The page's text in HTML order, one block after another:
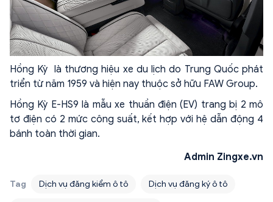
Hồng Kỳ là thương hiệu xe du lịch do Trung Quốc phát
triển từ năm 1959 và hiện nay thuộc sở hữu FAW Group.
Hồng Kỳ E-HS9 là mẫu xe thuần điện (EV) trang bị 2 mô
tơ điện có 2 mức công suất, kết hợp với hệ dẫn động 4
bánh toàn thời gian.
Admin Zingxe.vn
Tag Dịch vụ đăng kiểm ô tô Dịch vụ đăng ký ô tô